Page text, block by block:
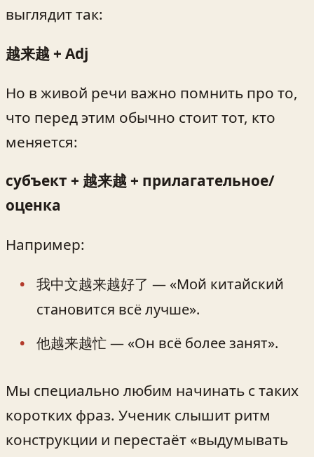
выглядит так:
越来越 + Adj
Но в живой речи важно помнить про то,
что перед этим обычно стоит тот, кто
меняется:
субъект + 越来越 + прилагательное/
оценка
Например:
我中文越来越好了 — «Мой китайский
становится всё лучше».
他越来越忙 — «Он всё более занят».
Мы специально любим начинать с таких
коротких фраз. Ученик слышит ритм
конструкции и перестаёт «выдумывать